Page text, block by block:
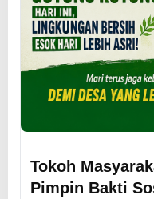
Tokoh
Pimpin Bakti